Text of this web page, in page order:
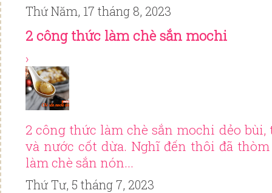
Thứ Năm, 17 tháng 8, 2023
2 công thức làm chè sắn mochi
›
2 công thức làm chè sắn mochi dẻo
và nước cốt dừa. Nghĩ đến thôi đã
làm chè sắn nón...
Thứ Tư, 5 tháng 7, 2023